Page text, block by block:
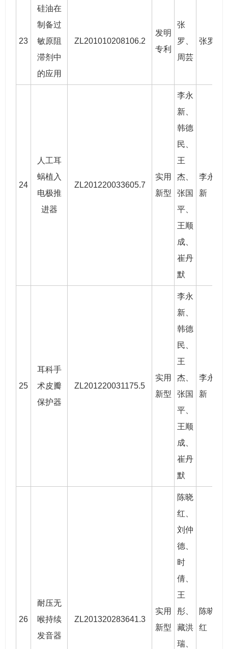
23
硅油在
制备过
敏原阻
滞剂中
的应用
ZL201010208106.2
发明
专利
张
罗
周芸
张罗
24
人工耳
蜗植入
电极推
进器
ZL201220033605.7
实用
新型
李永
新
韩德
民
王
杰、
张国
平、
王顺
成、
崔丹
默
李永
新
25
耳科手
术皮瓣
保护器
ZL201220031175.5
实用
新型
李永
新
韩德
民
王
杰、
张国
平、
王顺
成、
崔丹
默
李永
新
26
耐压无
喉持续
发音器
ZL201320283641.3
实用
新型
陈晓
红
刘仲
德、
时
倩、
王
彤、
藏洪
瑞、
陈晓
红